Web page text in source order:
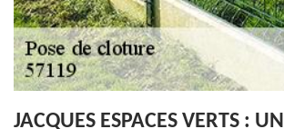
JACQUES ESPACES VERTS : UN